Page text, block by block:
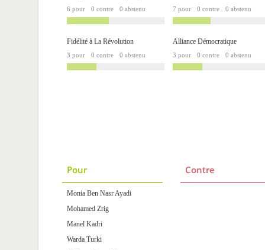
6 pour 0 contre 0 abstenu 7 pour 0 contre 0 abstenu
Fidélité à La Révolution
3 pour 0 contre 0 abstenu
Alliance Démocratique
3 pour 0 contre 0 abstenu
Pour
Monia Ben Nasr Ayadi
Mohamed Zrig
Manel Kadri
Warda Turki
Contre